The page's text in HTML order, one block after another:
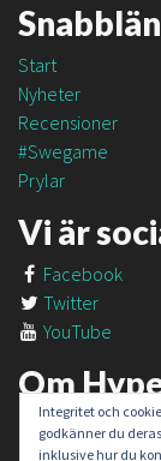
Start
Nyheter
Recensioner
#Swegame
Prylar
Vi är
Facebook
Twitter
YouTube
Om
Om oss
Om #SweGame
Integritet och
godkänner du
inklusive hur du